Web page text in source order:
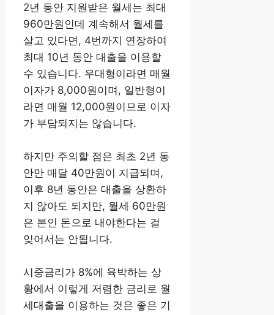
2년 동안 지원받은 월세는 최대
960만원인데 계속해서 월세를
살고 있다면, 4번까지 연장하여
최대 10년 동안 대출을 이용할
수 있습니다. 우대형이라면 매월
이자가 8,000원이며, 일반형이
라면 매월 12,000원이므로 이자
가 부담되지는 않습니다.
하지만 주의할 점은 최초 2년 동
안만 매달 40만원이 지급되며,
이후 8년 동안은 대출을 상환하
지 않아도 되지만, 월세 60만원
은 본인 돈으로 내야한다는 걸
잊어서는 안됩니다.
시중금리가 8%에 육박하는 상
황에서 이렇게 저렴한 금리로 월
세대출을 이용하는 것은 좋은 기